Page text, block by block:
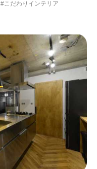
#こだわりインテリア